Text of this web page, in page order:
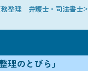
整理 弁護士・司法書士>
理のとびら」